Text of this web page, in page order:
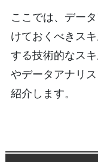
ここでは、デー
けておくべきス
する技術的なス
やデータアナリ
紹介します。